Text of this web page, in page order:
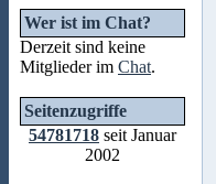
Wer ist im Chat?
Derzeit sind keine
Mitglieder im Chat.
Seitenzugriffe
54781718 seit Januar
2002